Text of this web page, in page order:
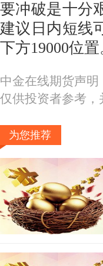
要冲破是十分
建议日内短线
下方19000位置
中金在线期货声
仅供投资者参考
为您推荐